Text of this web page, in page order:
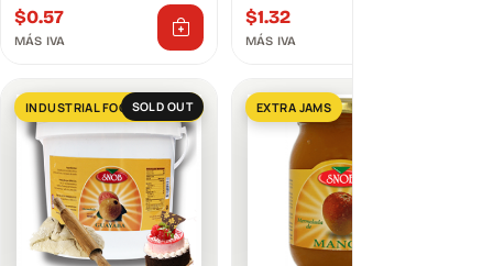
$0.57
MÁS IVA
$1.32
MÁS IVA
INDUSTRIAL FOOD SERVICES
SOLD OUT EXTRA JAMS